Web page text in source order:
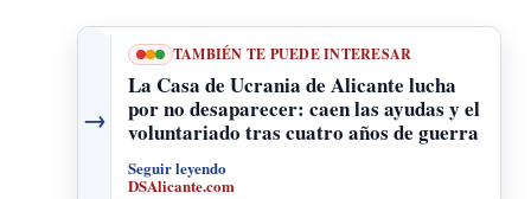
→
TAMBIÉN TE PUEDE INTERESAR
La Casa de Ucrania de Alicante lucha
por no desaparecer: caen las ayudas y el
voluntariado tras cuatro años de guerra
Seguir leyendo
DSAlicante.com